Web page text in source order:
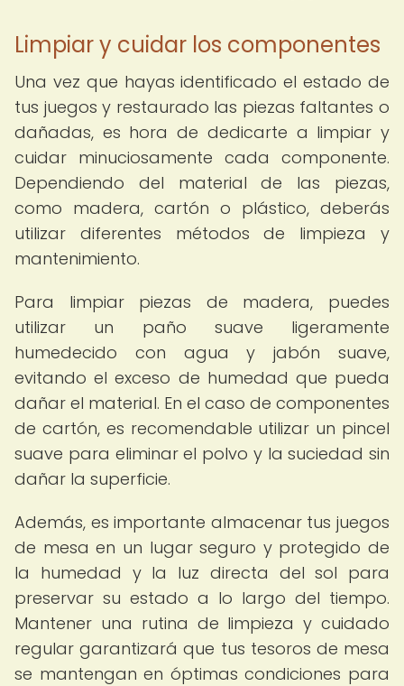
Limpiar y cuidar los componentes
Una vez que hayas identificado el estado de
tus juegos y restaurado las piezas faltantes o
dañadas, es hora de dedicarte a limpiar y
cuidar minuciosamente cada componente.
Dependiendo del material de las piezas,
como madera, cartón o plástico, deberás
utilizar diferentes métodos de limpieza y
mantenimiento.
Para limpiar piezas de madera, puedes
utilizar un paño suave ligeramente
humedecido con agua y jabón suave,
evitando el exceso de humedad que pueda
dañar el material. En el caso de componentes
de cartón, es recomendable utilizar un pincel
suave para eliminar el polvo y la suciedad sin
dañar la superficie.
Además, es importante almacenar tus juegos
de mesa en un lugar seguro y protegido de
la humedad y la luz directa del sol para
preservar su estado a lo largo del tiempo.
Mantener una rutina de limpieza y cuidado
regular garantizará que tus tesoros de mesa
se mantengan en óptimas condiciones para